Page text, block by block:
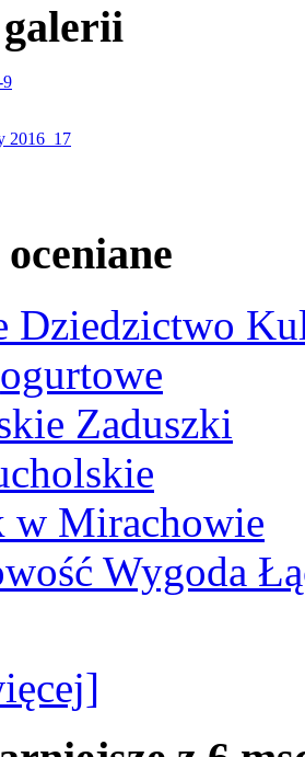
2016_17
Dziedzictwo
Zaduszki
w Mirachowie
Wygoda